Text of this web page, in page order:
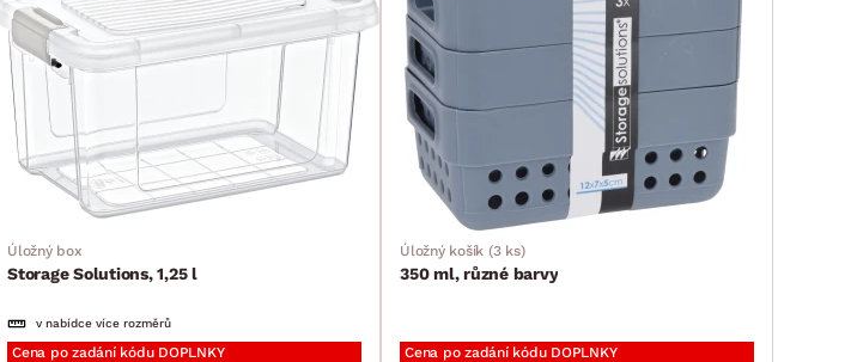
Úložný box
Storage Solutions, 1,25 l
v nabídce více rozměrů
Cena po zadání kódu DOPLNKY
Úložný košík (3 ks)
350 ml, různé barvy
Cena po zadání kódu DOPLNKY